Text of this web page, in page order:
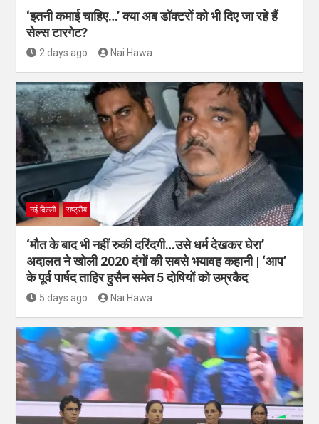
‘इतनी कमाई चाहिए…’ क्या अब डॉक्टरों को भी दिए जा रहे हैं
सेल्स टारगेट?
2 days ago Nai Hawa
नई दिल्ली राष्ट्रीय
‘मौत के बाद भी नहीं रुकी दरिंदगी…उसे धर्म देखकर घेरा’
अदालत ने खोली 2020 दंगों की सबसे भयावह कहानी | ‘आप’
के पूर्व पार्षद ताहिर हुसैन समेत 5 दोषियों को उम्रकैद
5 days ago Nai Hawa